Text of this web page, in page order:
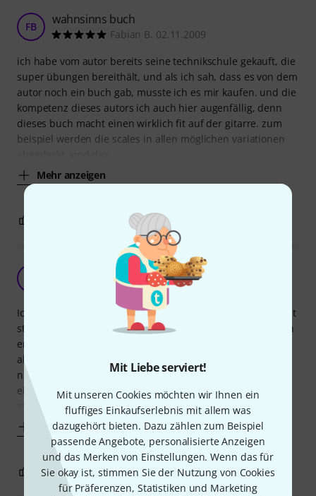
Mit Liebe serviert!
Mit unseren Cookies möchten wir Ihnen ein
fluffiges Einkaufserlebnis mit allem was
dazugehört bieten. Dazu zählen zum Beispiel
passende Angebote, personalisierte Anzeigen
und das Merken von Einstellungen. Wenn das für
Sie okay ist, stimmen Sie der Nutzung von Cookies
für Präferenzen, Statistiken und Marketing
FB wahnsinns buch
Fabian B. 02.11.2009
ich habe vom autor bereits seine technikschule gekauft, die
super übungen bereithält, und als ich sah, dass es von dem
autor noch ein buch gab, musste ich es mir kaufen. und die
kompetenz dieses autors ich auch hier augenfällig, denn
dieses buch macht einen wirklich fit auf der gitarre. zum
beispiel werden die scales in allen möglichen variationen
Mehr anzeigen
BEWERTUNG MELDEN
Bisher mein bestes Buch
Martin6569 11.03.2016
Ich spiele schon seit vielen Jahren und habe nun einige Zeit
stagniert in meinem Gitarrenspiel. Mit diesem Buch bin ich
entscheidende Schritte weitergekommen. Man muss sich
aber schon einarbeiten und sich Zeit nehmen. Es wird
nämlich auch viel über Harmonielehre erzählt, aber auf
eine verständliche Art und stets praxisbezogen. Daneben
gibt es ganz tolle Licks und
Mehr anzeigen
0 BEWERTUNG MELDEN